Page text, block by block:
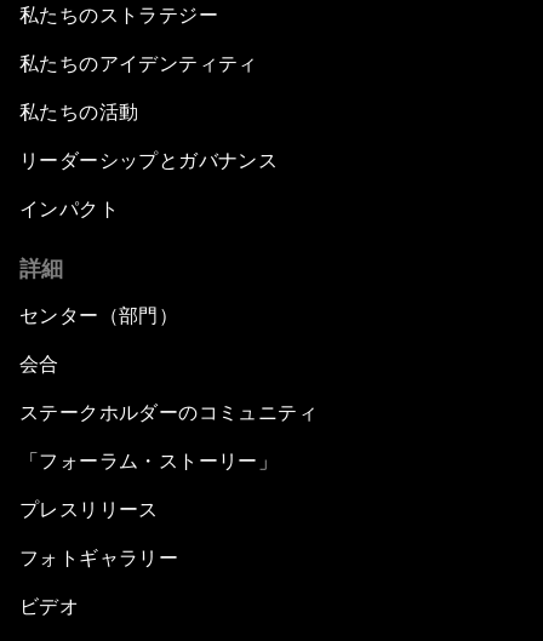
私たちのストラテジー
私たちのアイデンティティ
私たちの活動
リーダーシップとガバナンス
インパクト
詳細
センター（部門）
会合
ステークホルダーのコミュニティ
「フォーラム・ストーリー」
プレスリリース
フォトギャラリー
ビデオ